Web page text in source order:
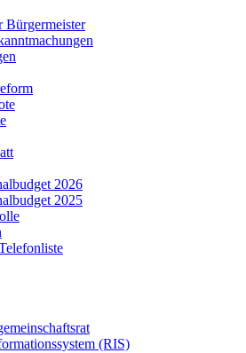
Bürgermeister
2026
2025
(RIS)